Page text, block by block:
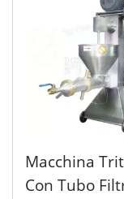
Macchina
Con Tubo